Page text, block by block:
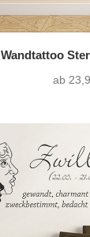
Wandtattoo
ab